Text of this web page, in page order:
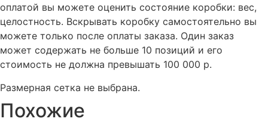
оплатой вы можете оценить состояние коробки: вес,
целостность. Вскрывать коробку самостоятельно вы
можете только после оплаты заказа. Один заказ
может содержать не больше 10 позиций и его
стоимость не должна превышать 100 000 р.
Размерная сетка не выбрана.
Похожие